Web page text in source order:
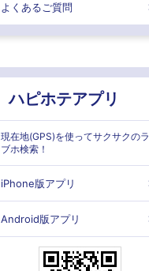
よくあるご質問
ハピホテアプリ
現在地(GPS)を使ってサクサクのラ
ブホ検索！
iPhone版アプリ
Android版アプリ